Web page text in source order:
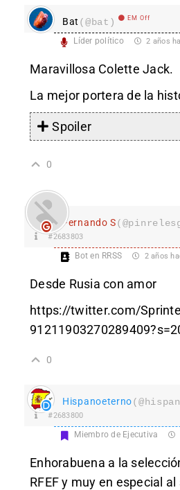
Bat (@bat) EM Off
Líder político 2 años
Maravillosa Colette Jack.
La mejor portera de la
Spoiler
0
Fernando S
#2683803
Bot en RRSS 2 años
Desde Rusia con amor
https://twitter.com/
0
Hispanoeterno
#2683800
Miembro de Ejecutiva
Enhorabuena a la
RFEF y muy en especial